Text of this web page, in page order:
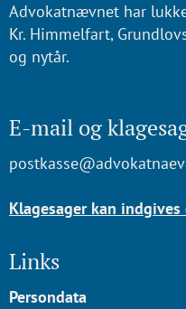
Advokatnævnet har
Kr. Himmelfart,
og nytår.
E-mail og
Klagesager kan
Links
Persondata